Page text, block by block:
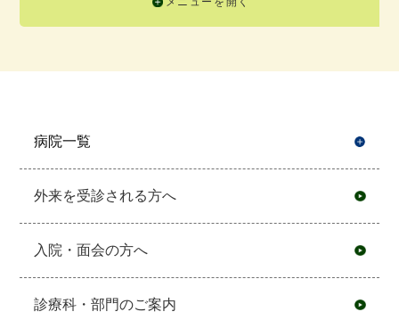
病院一覧
外来を受診される方へ
入院・面会の方へ
診療科・部門のご案内